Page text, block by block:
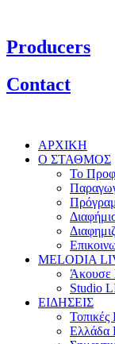
Producers
Contact
ΑΡΧΙΚΗ
Ο ΣΤΑΘΜΟΣ
Το
MELODIA
Άκουσε
Studio
ΕΙΔΗΣΕΙΣ
Τοπικές
Ελλάδα